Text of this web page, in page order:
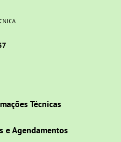
Técnicas
e Agendamentos